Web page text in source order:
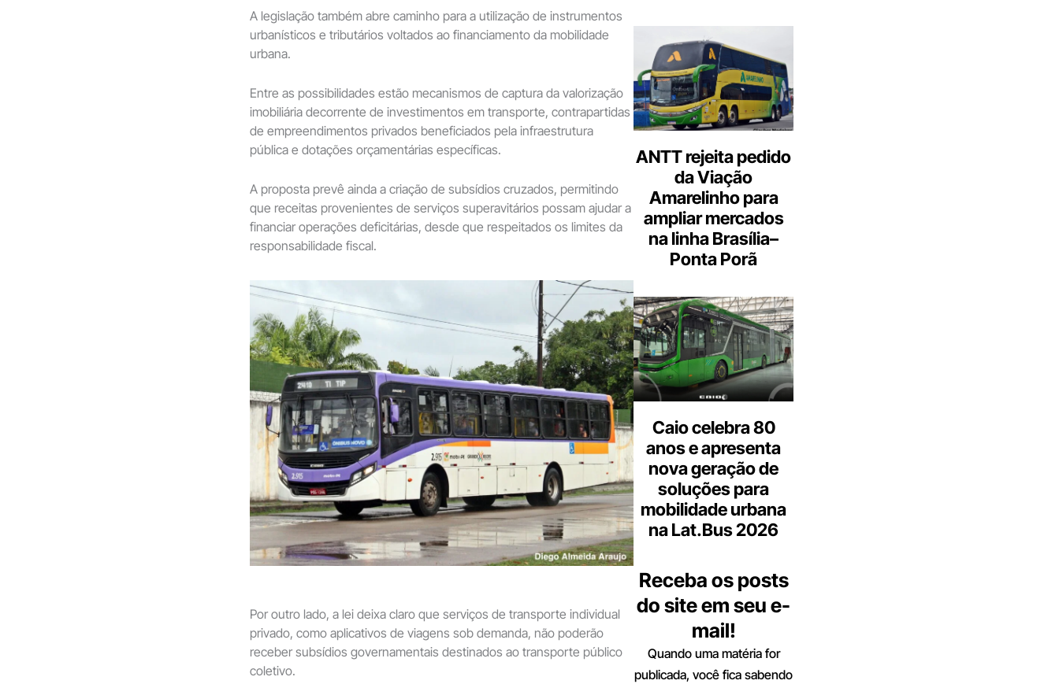
A legislação também abre caminho para a utilização de instrumentos
urbanísticos e tributários voltados ao financiamento da mobilidade
urbana.
Entre as possibilidades estão mecanismos de captura da valorização
imobiliária decorrente de investimentos em transporte, contrapartidas
de empreendimentos privados beneficiados pela infraestrutura
pública e dotações orçamentárias específicas.
A proposta prevê ainda a criação de subsídios cruzados, permitindo
que receitas provenientes de serviços superavitários possam ajudar a
financiar operações deficitárias, desde que respeitados os limites da
responsabilidade fiscal.
Por outro lado, a lei deixa claro que serviços de transporte individual
privado, como aplicativos de viagens sob demanda, não poderão
receber subsídios governamentais destinados ao transporte público
coletivo.
ANTT rejeita pedido
da Viação
Amarelinho para
ampliar mercados
na linha Brasília–
Ponta Porã
Caio celebra 80
anos e apresenta
nova geração de
soluções para
mobilidade urbana
na Lat.Bus 2026
Receba os posts
do site em seu e-
mail!
Quando uma matéria for
publicada, você fica sabendo